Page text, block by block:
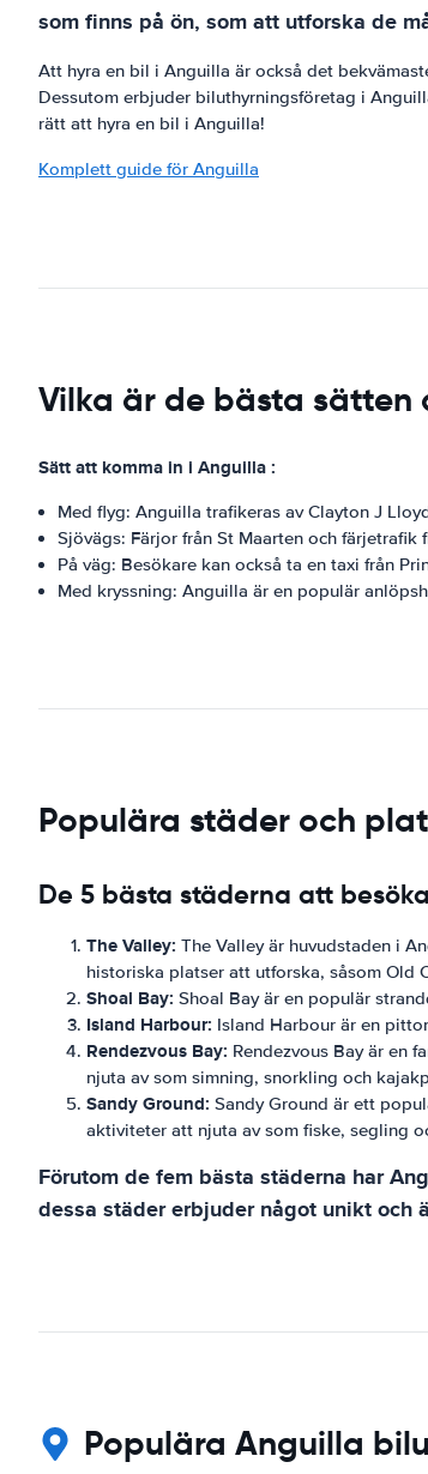
som finns på ön, som att utforska de
Att hyra en bil i Anguilla är också det
Dessutom erbjuder biluthyrningsföretag i
rätt att hyra en bil i Anguilla!
Komplett guide för Anguilla
Vilka är de bästa sätten
Sätt att komma in i Anguilla :
Med flyg: Anguilla trafikeras av Clayton J
Sjövägs: Färjor från St Maarten och
På väg: Besökare kan också ta en taxi från
Med kryssning: Anguilla är en populär
Populära städer och
De 5 bästa städerna att
The Valley: The Valley är huvudstaden i
historiska platser att utforska, såsom Old
Shoal Bay: Shoal Bay är en populär
Island Harbour: Island Harbour är en
Rendezvous Bay: Rendezvous Bay är en
njuta av som simning, snorkling och
Sandy Ground: Sandy Ground är ett
aktiviteter att njuta av som fiske, segling
Förutom de fem bästa städerna har
dessa städer erbjuder något unikt
Populära Anguilla